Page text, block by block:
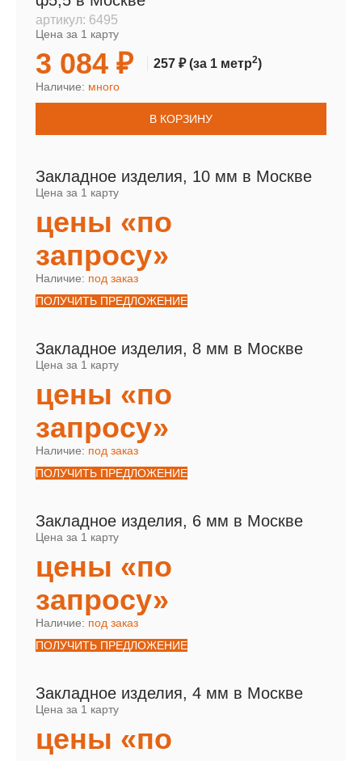
артикул: 6495
Цена за 1 карту
3 084 ₽ 257 ₽(за 1 метр2)
Наличие: много
В КОРЗИНУ
Закладное изделия, 10 мм в Москве
Цена за 1 карту
цены «по
запросу»
Наличие: под заказ
ПОЛУЧИТЬ ПРЕДЛОЖЕНИЕ
Закладное изделия, 8 мм в Москве
Цена за 1 карту
цены «по
запросу»
Наличие: под заказ
ПОЛУЧИТЬ ПРЕДЛОЖЕНИЕ
Закладное изделия, 6 мм в Москве
Цена за 1 карту
цены «по
запросу»
Наличие: под заказ
ПОЛУЧИТЬ ПРЕДЛОЖЕНИЕ
Закладное изделия, 4 мм в Москве
Цена за 1 карту
цены «по